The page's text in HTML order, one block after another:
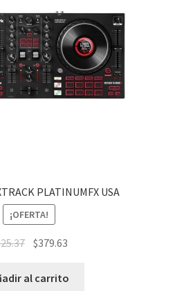
PLATINUMFX USA
¡OFERTA!
$379.63
al carrito